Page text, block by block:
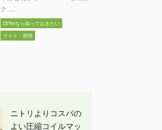
ク ...
DIYerなら知っておきたい
ライト・照明
ニトリよりコスパの
よい圧縮コイルマッ